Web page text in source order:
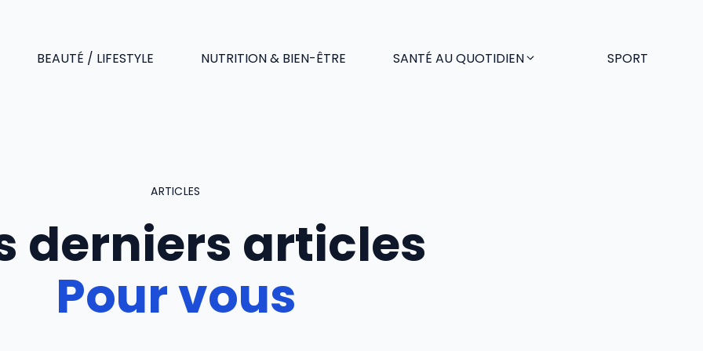
BEAUTÉ / LIFESTYLE NUTRITION & BIEN-ÊTRE SANTÉ AU QUOTIDIEN SPORT
ARTICLES
derniers articles
Pour vous